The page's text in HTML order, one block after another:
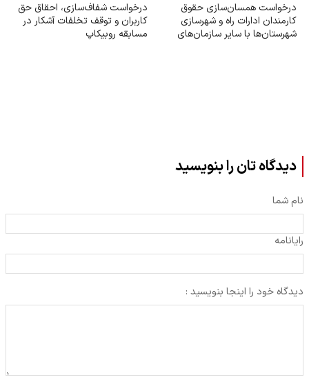
درخواست همسان‌سازی حقوق
کارمندان ادارات راه و شهرسازی
شهرستان‌ها با سایر سازمان‌های
درخواست شفاف‌سازی، احقاق حق
کاربران و توقف تخلفات آشکار در
مسابقه روبیکاپ
دیدگاه تان را بنویسید
نام شما
رایانامه
دیدگاه خود را اینجا بنویسید :